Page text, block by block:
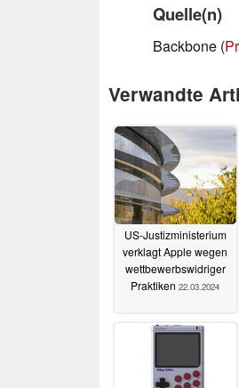
Quelle(n)
Backbone (
Verwandte
US-Justizministerium
verklagt Apple wegen
wettbewerbswidriger
Praktiken 22.03.2024